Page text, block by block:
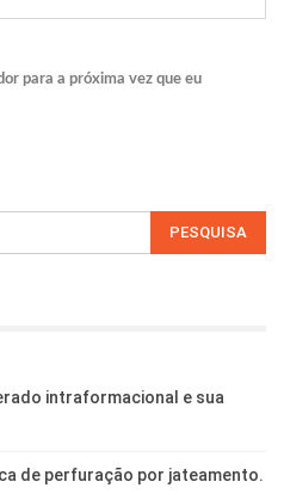
para a próxima vez que eu
intraformacional e sua
de perfuração por jateamento.